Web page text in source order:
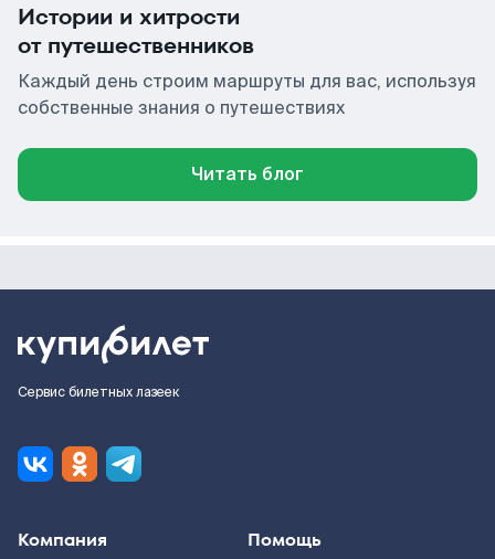
Истории и хитрости
от путешественников
Каждый день строим маршруты для вас, используя
собственные знания о путешествиях
Читать блог
Сервис билетных лазеек
Компания Помощь